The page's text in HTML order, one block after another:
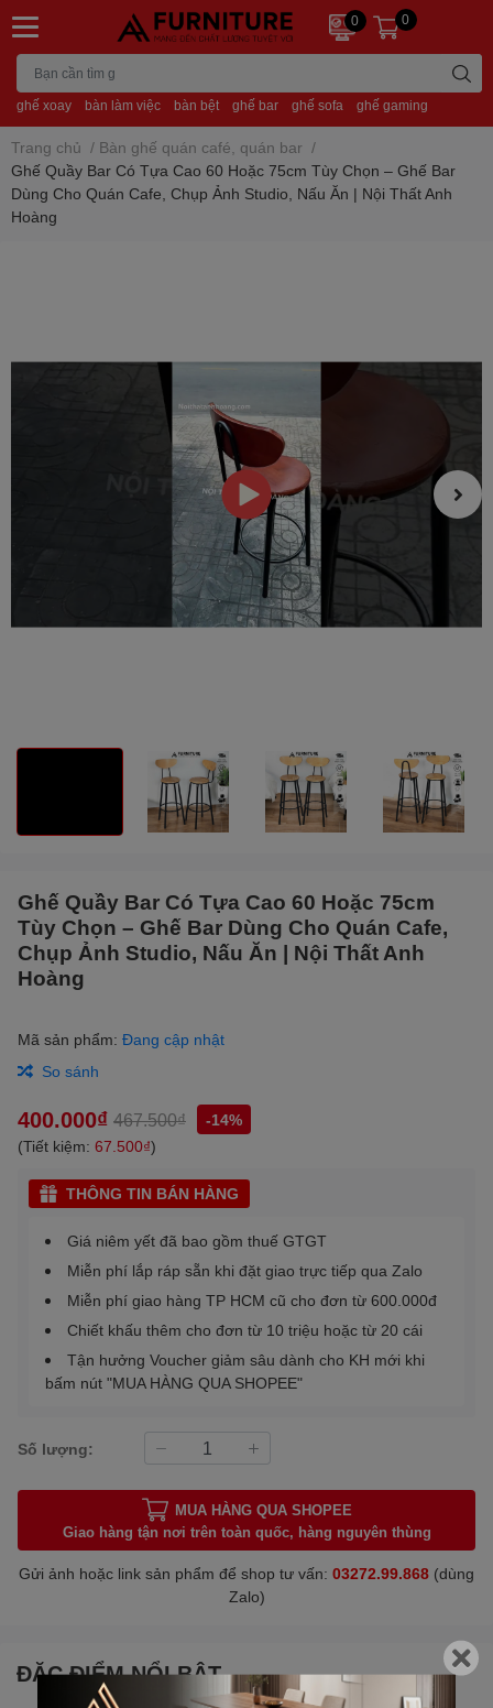
ghế xoay bàn làm việc bàn bệt ghế bar ghế sofa ghế gaming
0 0
Trang chủ / Bàn ghế quán café, quán bar /
Ghế Quầy Bar Có Tựa Cao 60 Hoặc 75cm Tùy Chọn – Ghế Bar
Dùng Cho Quán Cafe, Chụp Ảnh Studio, Nấu Ăn | Nội Thất Anh
Hoàng
Ghế Quầy Bar Có Tựa Cao 60 Hoặc 75cm
Tùy Chọn – Ghế Bar Dùng Cho Quán Cafe,
Chụp Ảnh Studio, Nấu Ăn | Nội Thất Anh
Hoàng
Mã sản phẩm: Đang cập nhật
So sánh
400.000₫ 467.500₫
-14%
(Tiết kiệm: 67.500₫)
THÔNG TIN BÁN HÀNG
Giá niêm yết đã bao gồm thuế GTGT
Miễn phí lắp ráp sẵn khi đặt giao trực tiếp qua Zalo
Miễn phí giao hàng TP HCM cũ cho đơn từ 600.000đ
Chiết khấu thêm cho đơn từ 10 triệu hoặc từ 20 cái
Tận hưởng Voucher giảm sâu dành cho KH mới khi
bấm nút "MUA HÀNG QUA SHOPEE"
Số lượng:
MUA HÀNG QUA SHOPEE
Giao hàng tận nơi trên toàn quốc, hàng nguyên thùng
Gửi ảnh hoặc link sản phẩm để shop tư vấn: 03272.99.868 (dùng
Zalo)
ĐẶC ĐIỂM NỔI BẬT